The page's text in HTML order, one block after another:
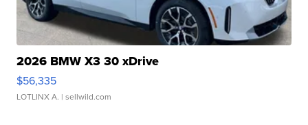
2026 BMW X3 30 xDrive
$56,335
LOTLINX A. | sellwild.com